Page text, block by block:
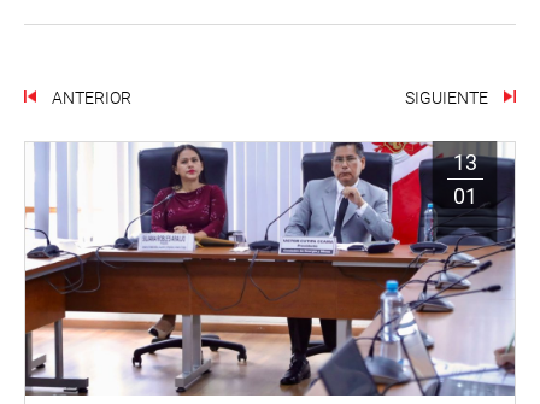
ANTERIOR SIGUIENTE
13
01